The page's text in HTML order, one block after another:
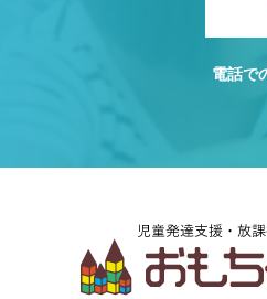
電話で